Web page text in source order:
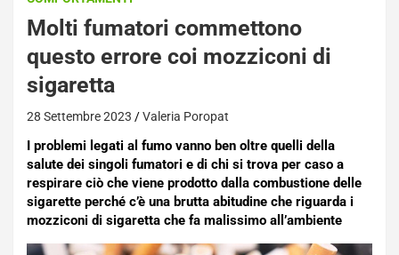
Molti fumatori commettono
questo errore coi mozziconi di
sigaretta
28 Settembre 2023 Valeria Poropat
I problemi legati al fumo vanno ben oltre quelli della
salute dei singoli fumatori e di chi si trova per caso a
respirare ciò che viene prodotto dalla combustione delle
sigarette perché c’è una brutta abitudine che riguarda i
mozziconi di sigaretta che fa malissimo all’ambiente